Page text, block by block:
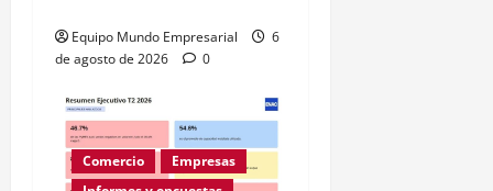
Equipo Mundo Empresarial
6
de agosto de 2026
0
Comercio
Empresas